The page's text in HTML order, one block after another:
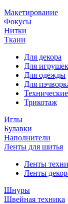
Макетирование
Фокусы
Нитки
Ткани
Для декора
Для игрушек
Для одежды
Для
Технические
Трикотаж
Иглы
Булавки
Наполнители
Ленты для шитья
Ленты
Ленты
Шнуры
Швейная техника